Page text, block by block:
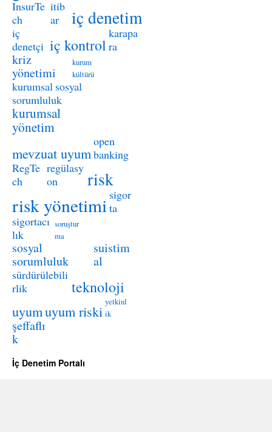
InsurTe
ch
itib
ar
iç denetim
iç
denetçi iç kontrol
karapa
ra
kriz
yönetimi
kurum
kültürü
kurumsal sosyal
sorumluluk
kurumsal
yönetim
mevzuat uyum
open
banking
RegTe
ch
regülasy
on
risk
risk yönetimi sigor
ta
sigortacı
lık
soruştur
ma
sosyal
sorumluluk
suistim
al
sürdürülebili
rlik
teknoloji
uyumuyum riski
yetkinl
ik
şeffaflı
k
İç Denetim Portalı